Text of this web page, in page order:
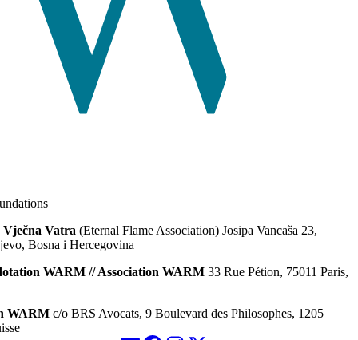
Vatra (Eternal Flame Association) Josipa Vancaša 23,
Bosna i Hercegovina
WARM // Association WARM 33 Rue Pétion, 75011 Paris,
WARM c/o BRS Avocats, 9 Boulevard des Philosophes, 1205